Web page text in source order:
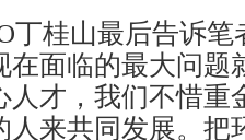
丁桂山最后告诉
在面临的最大问题
人才，我们不惜重
人来共同发展。把